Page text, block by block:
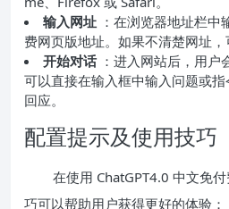
输入网址 ：在浏览器地址栏中
费网页版地址。如果不清楚网址，
开始对话 ：进入网站后，用户
可以直接在输入框中输入问题或
回应。
配置提示及使用技巧
在使用 ChatGPT4.0 中文免
巧可以帮助用户获得更好的体验：